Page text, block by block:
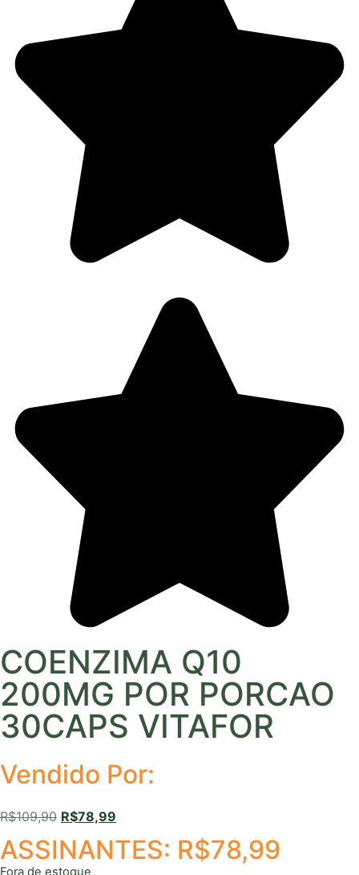
COENZIMA Q10
200MG POR PORCAO
30CAPS VITAFOR
Vendido Por:
R$109,90 R$78,99
ASSINANTES: R$78,99
Fora de estoque